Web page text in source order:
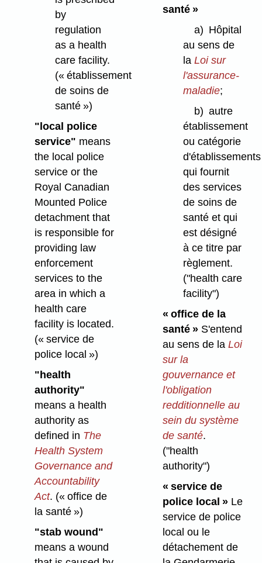
by
regulation
as a health
care facility.
(« établissement
de soins de
santé »)
"local police
service" means
the local police
service or the
Royal Canadian
Mounted Police
detachment that
is responsible for
providing law
enforcement
services to the
area in which a
health care
facility is located.
(« service de
police local »)
"health
authority"
means a health
authority as
defined in The
Health System
Governance and
Accountability
Act. (« office de
la santé »)
"stab wound"
means a wound
santé »
a) Hôpital
au sens de
la Loi sur
l'assurance-
maladie;
b) autre
établissement
ou catégorie
d'établissements
qui fournit
des services
de soins de
santé et qui
est désigné
à ce titre par
règlement.
("health care
facility")
« office de la
santé »S'entend
au sens de la Loi
sur la
gouvernance et
l'obligation
redditionnelle au
sein du système
de santé.
("health
authority")
« service de
police local »Le
service de police
local ou le
détachement de